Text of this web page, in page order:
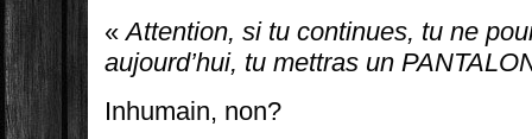
«Attention, si tu continues, tu ne
aujourd’hui, tu mettras un
Inhumain, non?